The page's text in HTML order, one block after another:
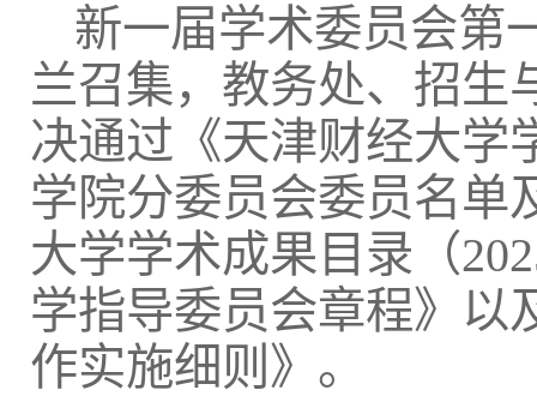
新一届学术委员会第
兰召集，教务处、招生
决通过《天津财经大学
学院分委员会委员名单
大学学术成果目录（
学指导委员会章程》以
作实施细则》。